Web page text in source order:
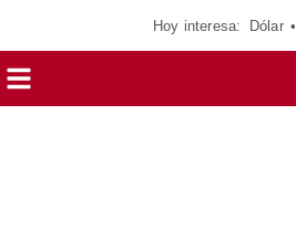
Hoy interesa: Dólar